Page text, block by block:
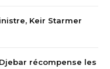
Keir Starmer
récompense les